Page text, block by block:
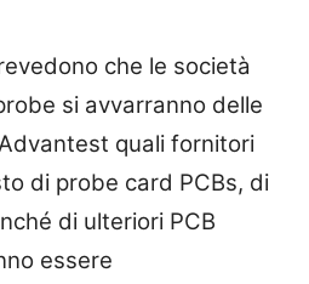
che le società
si avvarranno delle
quali fornitori
di probe card PCBs, di
di ulteriori PCB
essere